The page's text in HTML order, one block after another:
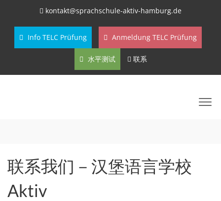
kontakt@sprachschule-aktiv-hamburg.de
Info TELC Prüfung Anmeldung TELC Prüfung
水平测试 联系
联系我们－汉堡语言学校
Aktiv